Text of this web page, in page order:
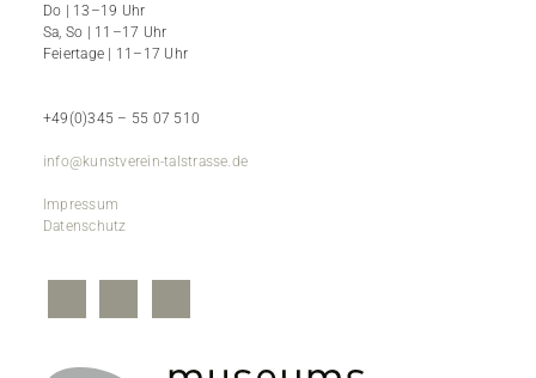
Do | 13–19 Uhr
Sa, So | 11–17 Uhr
Feiertage | 11–17 Uhr
+49(0)345 – 55 07 510
info@kunstverein-talstrasse.de
Impressum
Datenschutz